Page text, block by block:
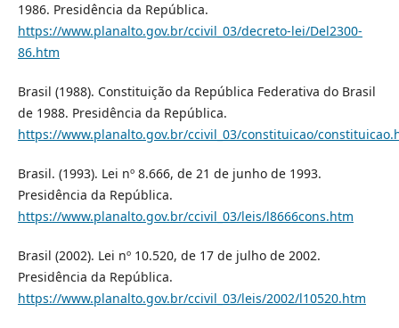
1986. Presidência da República.
https://www.planalto.gov.br/ccivil_03/decreto-lei/Del2300-
86.htm
Brasil (1988). Constituição da República Federativa do Brasil
de 1988. Presidência da República.
https://www.planalto.gov.br/ccivil_03/constituicao/
Brasil. (1993). Lei nº 8.666, de 21 de junho de 1993.
Presidência da República.
https://www.planalto.gov.br/ccivil_03/leis/l8666cons.htm
Brasil (2002). Lei nº 10.520, de 17 de julho de 2002.
Presidência da República.
https://www.planalto.gov.br/ccivil_03/leis/2002/l10520.htm